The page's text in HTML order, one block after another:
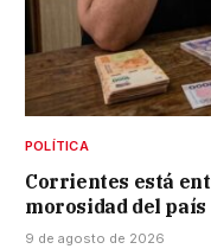
POLÍTICA
Corrientes está
morosidad del país
9 de agosto de 2026